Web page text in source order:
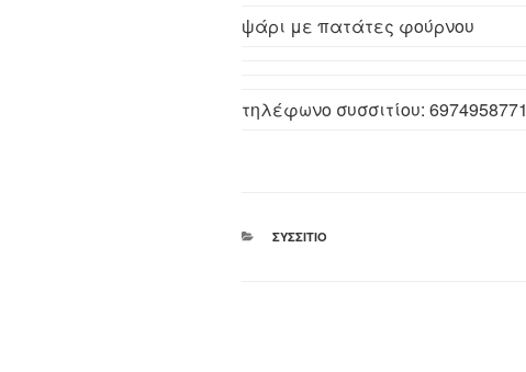
ψάρι με πατάτες φούρνου
τηλέφωνο συσσιτίου: 6974958771
ΚΑΤΗΓΟΡΊΕΣ
ΣΥΣΣΊΤΙΟ